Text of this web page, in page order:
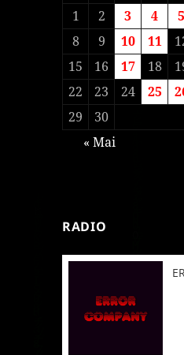
1
2 3 4 5
8
9 10 11
15
16 17 18
22
23 24 25
29
30
« Mai
RADIO